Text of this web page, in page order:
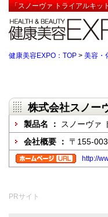
「スノーヴァ トライアルキッ
健康美容EXPO：TOP > 美容・
株式会社スノー
製品名 ：
スノーヴァ
会社概要 ： 〒155-
http://
PRサイト